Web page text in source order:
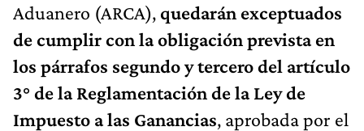
Aduanero (ARCA), quedarán exceptuados
de cumplir con la obligación prevista en
los párrafos segundo y tercero del artículo
3° de la Reglamentación de la Ley de
Impuesto a las Ganancias, aprobada por el